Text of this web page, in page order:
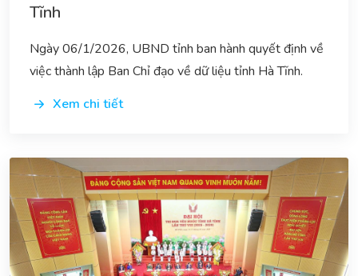
Tĩnh
Ngày 06/1/2026, UBND tỉnh ban hành quyết định về
việc thành lập Ban Chỉ đạo về dữ liệu tỉnh Hà Tĩnh.
Xem chi tiết